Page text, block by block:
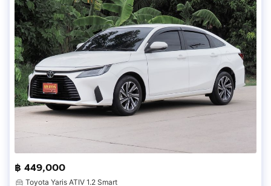
฿ 449,000
Toyota Yaris ATIV 1.2 Smart